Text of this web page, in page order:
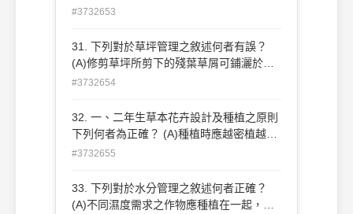
噴灑時不論葉片正面或葉片背面都應均勻撒
起撒佈可縮短噴灑時間 (D)應避免在下雨天
進行噴藥 。
#3732653
31. 下列對於草坪管理之敘述何者有誤？
(A)修剪草坪所剪下的殘葉草屑可鋪灑於草
坪上當作肥料 (B)草坪有高低不平現象時可
復土壤通氣性 (D)單一種類禾本科所建構的
草坪如出現闊葉類雜草時可使用選擇性殺草
#3732654
32. 一、二年生草本花卉設計及種植之原則
下列何者為正確？ (A)種植時應越密植越好
以免死亡缺株時被發現 (B)種在較高的灌木
時應刻意挑選尚未開花之植株可慢慢成長減
少更換次數 (D)在設計時應考量後續更換之
#3732655
33. 下列對於水分管理之敘述何者正確？
(A)不同濕度需求之作物應種植在一起，可